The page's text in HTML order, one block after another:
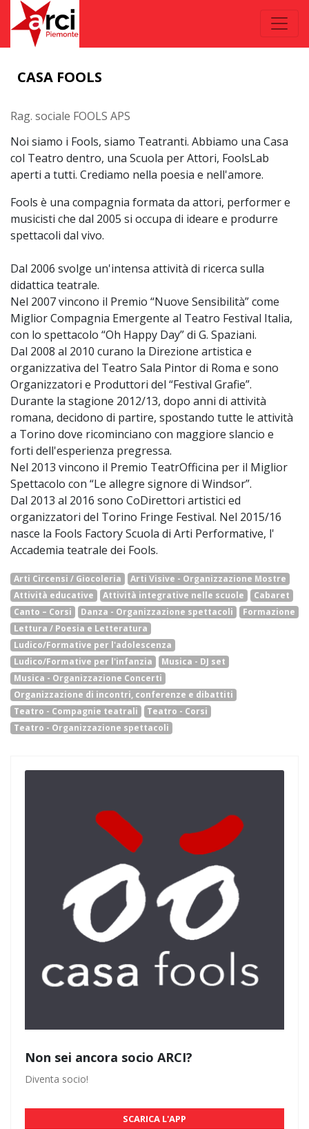
CASA FOOLS
Rag. sociale FOOLS APS
Noi siamo i Fools, siamo Teatranti. Abbiamo una Casa
col Teatro dentro, una Scuola per Attori, FoolsLab
aperti a tutti. Crediamo nella poesia e nell'amore.
Fools è una compagnia formata da attori, performer e
musicisti che dal 2005 si occupa di ideare e produrre
spettacoli dal vivo.
Dal 2006 svolge un'intensa attività di ricerca sulla
didattica teatrale.
Nel 2007 vincono il Premio “Nuove Sensibilità” come
Miglior Compagnia Emergente al Teatro Festival Italia,
con lo spettacolo “Oh Happy Day” di G. Spaziani.
Dal 2008 al 2010 curano la Direzione artistica e
organizzativa del Teatro Sala Pintor di Roma e sono
Organizzatori e Produttori del “Festival Grafie”.
Durante la stagione 2012/13, dopo anni di attività
romana, decidono di partire, spostando tutte le attività
a Torino dove ricominciano con maggiore slancio e
forti dell'esperienza pregressa.
Nel 2013 vincono il Premio TeatrOfficina per il Miglior
Spettacolo con “Le allegre signore di Windsor”.
Dal 2013 al 2016 sono CoDirettori artistici ed
organizzatori del Torino Fringe Festival. Nel 2015/16
nasce la Fools Factory Scuola di Arti Performative, l'
Accademia teatrale dei Fools.
Arti Circensi / Giocoleria
Arti Visive - Organizzazione Mostre
Attività educative
Attività integrative nelle scuole
Cabaret
Canto – Corsi
Danza - Organizzazione spettacoli
Formazione
Lettura / Poesia e Letteratura
Ludico/Formative per l'adolescenza
Ludico/Formative per l'infanzia
Musica - DJ set
Musica - Organizzazione Concerti
Organizzazione di incontri, conferenze e dibattiti
Teatro - Compagnie teatrali
Teatro - Corsi
Teatro - Organizzazione spettacoli
Non sei ancora socio ARCI?
Diventa socio!
SCARICA L'APP